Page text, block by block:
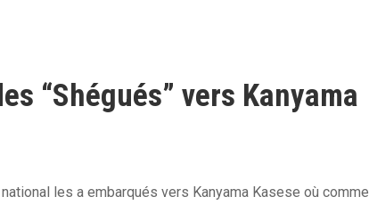
“Shégués” vers Kanyama
les a embarqués vers Kanyama Kasese où comme